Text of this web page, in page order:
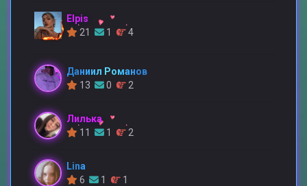
Elpis
21
1 4
Даниил Романов
13
0 2
Лилька
11
1 2
Lina
6
1 1